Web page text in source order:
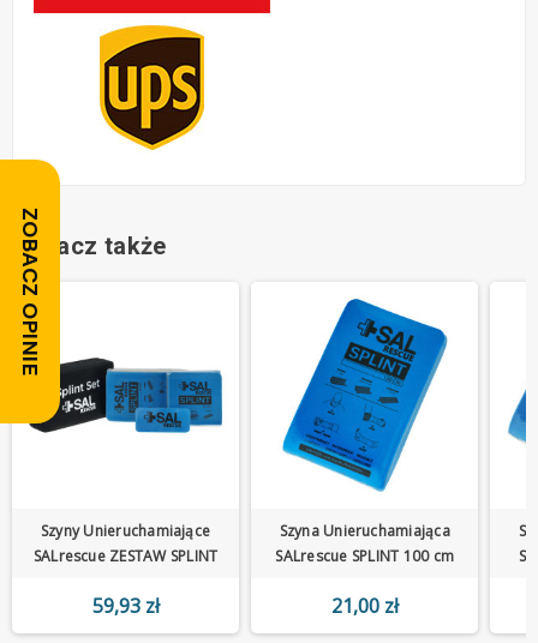
Zobacz także
Szyny Unieruchamiające
SALrescue ZESTAW SPLINT
59,93 zł
Szyna Unieruchamiająca
SALrescue SPLINT 100 cm
21,00 zł
ZOBACZ OPINIE